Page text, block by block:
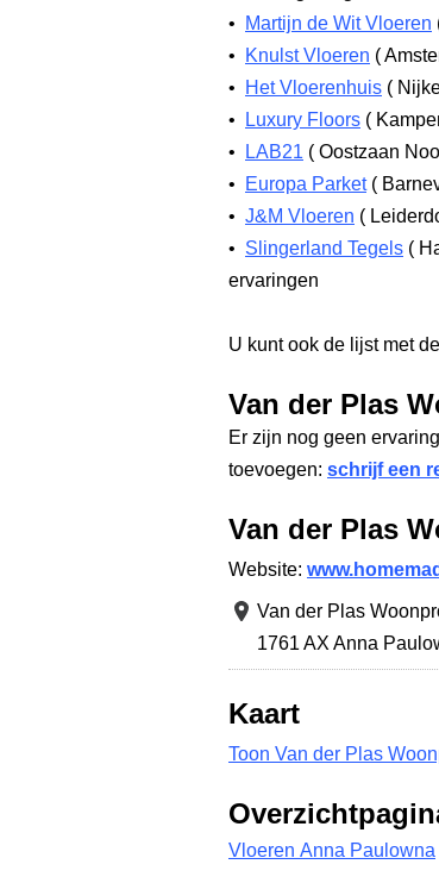
•
Martijn de Wit Vloeren
•
Knulst Vloeren (
•
Het Vloerenhuis (
•
Luxury Floors (
•
LAB21 ( Oostzaan
•
Europa Parket (
• J&M Vloeren (
• Slingerland Tegels (
ervaringen
U kunt ook de lijst met de
Van der Plas
Er zijn nog geen
toevoegen: schrijf een
Van der Plas
Website:
Van der Plas
1761 AX Anna
Kaart
Toon Van der Plas
Vloeren Anna Paulowna